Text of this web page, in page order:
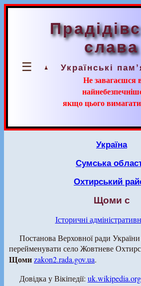
☰
слава
Українські
Не завагаєшся
якщо цього
Україна
Сумська
Охтирський
Щоми с
Історичні
Постанова Верховної ради
перейменувати село Жовтневе
Щомиzakon2.rada.gov.ua.
Довідка у Вікіпедії: uk.wikipedia.org